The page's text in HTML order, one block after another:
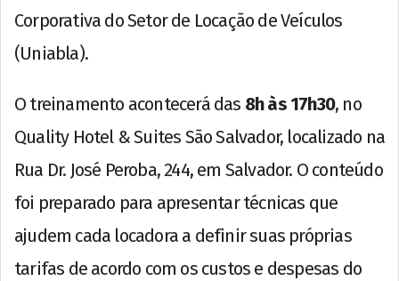
Corporativa do Setor de Locação de Veículos
(Uniabla).
O treinamento acontecerá das 8h às 17h30, no
Quality Hotel & Suites São Salvador, localizado na
Rua Dr. José Peroba, 244, em Salvador. O conteúdo
foi preparado para apresentar técnicas que
ajudem cada locadora a definir suas próprias
tarifas de acordo com os custos e despesas do